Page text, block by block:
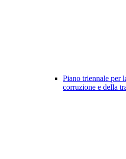
Piano triennale per
corruzione e della